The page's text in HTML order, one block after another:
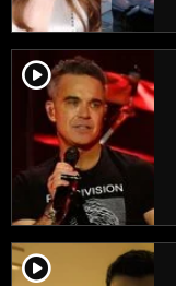
player2
player2